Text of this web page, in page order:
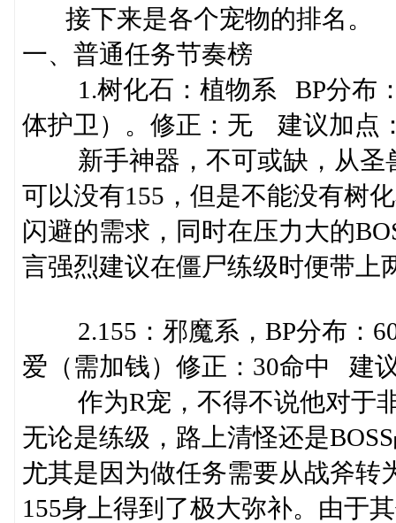
接下来是各个宠物的排名。
一、普通任务节奏榜
1.树化石：植物系 BP分布：
体护卫）。修正：无 建议加点
新手神器，不可或缺，从圣
可以没有155，但是不能没有树
闪避的需求，同时在压力大的
言强烈建议在僵尸练级时便带上
2.155：邪魔系，BP分布：
爱（需加钱）修正：30命中 建
作为R宠，不得不说他对于非
无论是练级，路上清怪还是
尤其是因为做任务需要从战斧转
155身上得到了极大弥补。由于